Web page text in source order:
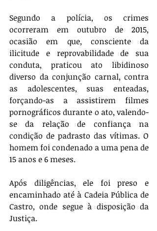
Segundo a polícia, os crimes
ocorreram em outubro de 2015,
ocasião em que, consciente da
ilicitude e reprovabilidade de sua
conduta, praticou ato libidinoso
diverso da conjunção carnal, contra
as adolescentes, suas enteadas,
forçando-as a assistirem filmes
pornográficos durante o ato, valendo-
se da relação de confiança na
condição de padrasto das vítimas. O
homem foi condenado a uma pena de
15 anos e 6 meses.
Após diligências, ele foi preso e
encaminhado até à Cadeia Pública de
Castro, onde segue à disposição da
Justiça.